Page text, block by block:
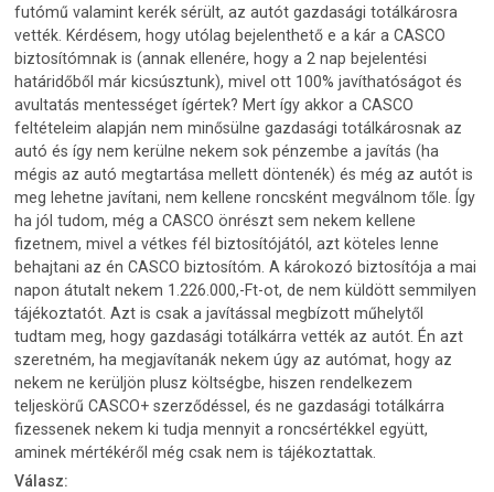
futómű valamint kerék sérült, az autót gazdasági totálkárosra
vették. Kérdésem, hogy utólag bejelenthető e a kár a CASCO
biztosítómnak is (annak ellenére, hogy a 2 nap bejelentési
határidőből már kicsúsztunk), mivel ott 100% javíthatóságot és
avultatás mentességet ígértek? Mert így akkor a CASCO
feltételeim alapján nem minősülne gazdasági totálkárosnak az
autó és így nem kerülne nekem sok pénzembe a javítás (ha
mégis az autó megtartása mellett döntenék) és még az autót is
meg lehetne javítani, nem kellene roncsként megválnom tőle. Így
ha jól tudom, még a CASCO önrészt sem nekem kellene
fizetnem, mivel a vétkes fél biztosítójától, azt köteles lenne
behajtani az én CASCO biztosítóm. A károkozó biztosítója a mai
napon átutalt nekem 1.226.000,-Ft-ot, de nem küldött semmilyen
tájékoztatót. Azt is csak a javítással megbízott műhelytől
tudtam meg, hogy gazdasági totálkárra vették az autót. Én azt
szeretném, ha megjavítanák nekem úgy az autómat, hogy az
nekem ne kerüljön plusz költségbe, hiszen rendelkezem
teljeskörű CASCO+ szerződéssel, és ne gazdasági totálkárra
fizessenek nekem ki tudja mennyit a roncsértékkel együtt,
aminek mértékéről még csak nem is tájékoztattak.
Válasz: